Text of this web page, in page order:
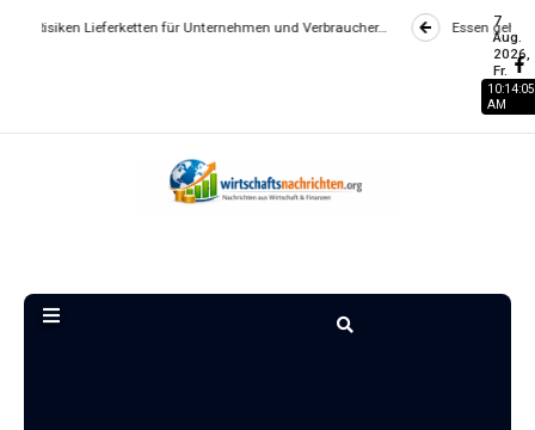
für Unternehmen und Verbraucher… Essen gehen wird zum
7
Aug.
2026,
Fr.
10:14:05
AM